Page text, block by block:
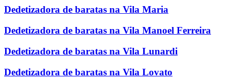
Dedetizadora de baratas na Vila Maria
Dedetizadora de baratas na Vila Manoel Ferreira
Dedetizadora de baratas na Vila Lunardi
Dedetizadora de baratas na Vila Lovato